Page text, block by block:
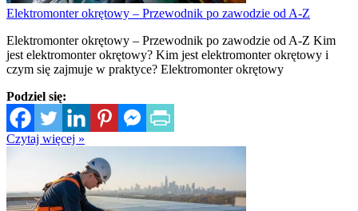
Elektromonter okrętowy – Przewodnik po zawodzie od A-Z
Elektromonter okrętowy – Przewodnik po zawodzie od A-Z Kim
jest elektromonter okrętowy? Kim jest elektromonter okrętowy i
czym się zajmuje w praktyce? Elektromonter okrętowy
Podziel się:
Czytaj więcej »